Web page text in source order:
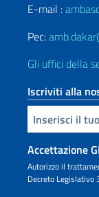
E-mail :
Pec:
Gli uffici della
Iscriviti alla
Inserisci la tua email
Accettazione
Autorizzo il
Decreto